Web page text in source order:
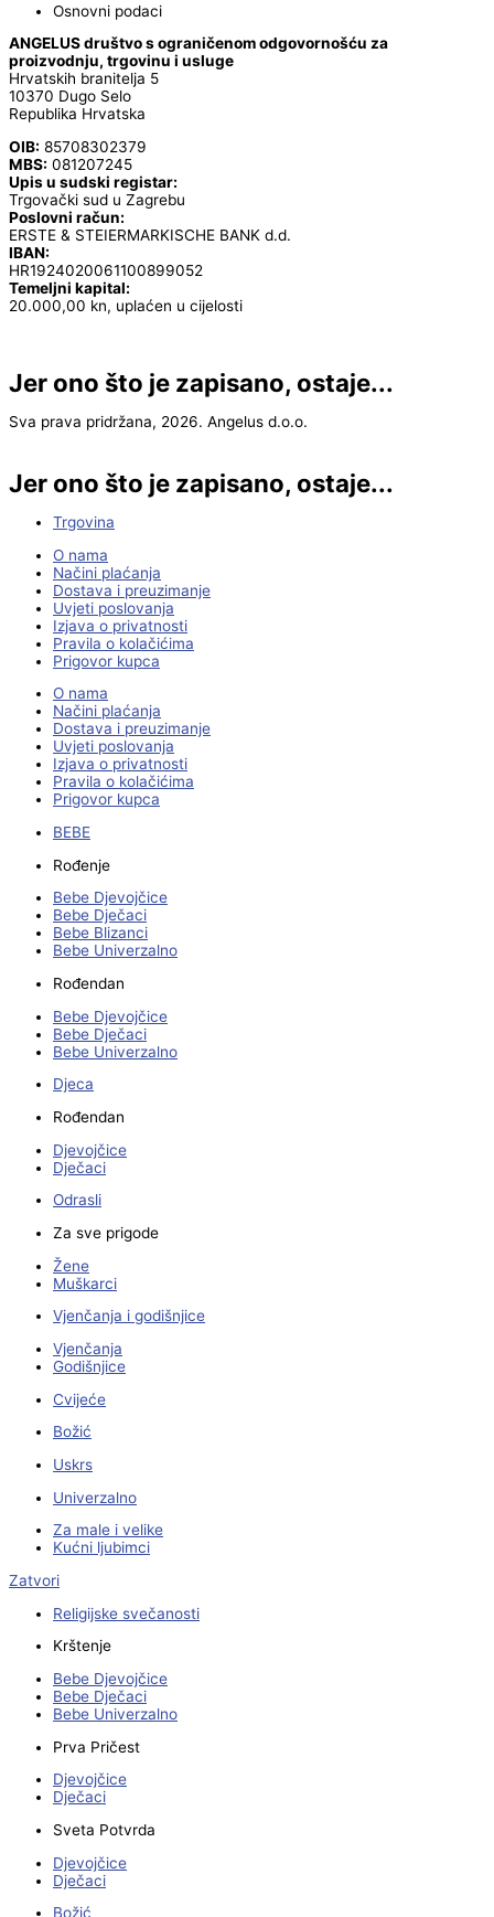
Osnovni podaci
ANGELUS društvo s ograničenom odgovornošću za
proizvodnju, trgovinu i usluge
Hrvatskih branitelja 5
10370 Dugo Selo
Republika Hrvatska
OIB: 85708302379
MBS: 081207245
Upis u sudski registar:
Trgovački sud u Zagrebu
Poslovni račun:
ERSTE & STEIERMARKISCHE BANK d.d.
IBAN:
HR1924020061100899052
Temeljni kapital:
20.000,00 kn, uplaćen u cijelosti
Jer ono što je zapisano, ostaje...
Sva prava pridržana, 2026. Angelus d.o.o.
Jer ono što je zapisano, ostaje...
Trgovina
O nama
Načini plaćanja
Dostava i preuzimanje
Uvjeti poslovanja
Izjava o privatnosti
Pravila o kolačićima
Prigovor kupca
O nama
Načini plaćanja
Dostava i preuzimanje
Uvjeti poslovanja
Izjava o privatnosti
Pravila o kolačićima
Prigovor kupca
BEBE
Rođenje
Bebe Djevojčice
Bebe Dječaci
Bebe Blizanci
Bebe Univerzalno
Rođendan
Bebe Djevojčice
Bebe Dječaci
Bebe Univerzalno
Djeca
Rođendan
Djevojčice
Dječaci
Odrasli
Za sve prigode
Žene
Muškarci
Vjenčanja i godišnjice
Vjenčanja
Godišnjice
Cvijeće
Božić
Uskrs
Univerzalno
Za male i velike
Kućni ljubimci
Zatvori
Religijske svečanosti
Krštenje
Bebe Djevojčice
Bebe Dječaci
Bebe Univerzalno
Prva Pričest
Djevojčice
Dječaci
Sveta Potvrda
Djevojčice
Dječaci
Božić